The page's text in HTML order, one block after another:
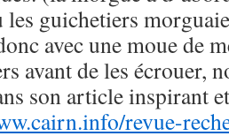
guichetiers
avec une moue de
avant de les écrouer,
son article inspirant
revue-